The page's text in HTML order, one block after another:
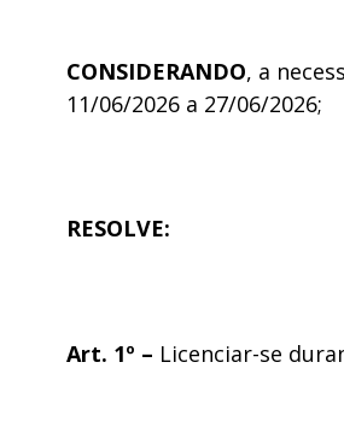
CONSIDERANDO, a
11/06/2026 a 27/06/2026;
RESOLVE:
Art. 1º – Licenciar-se